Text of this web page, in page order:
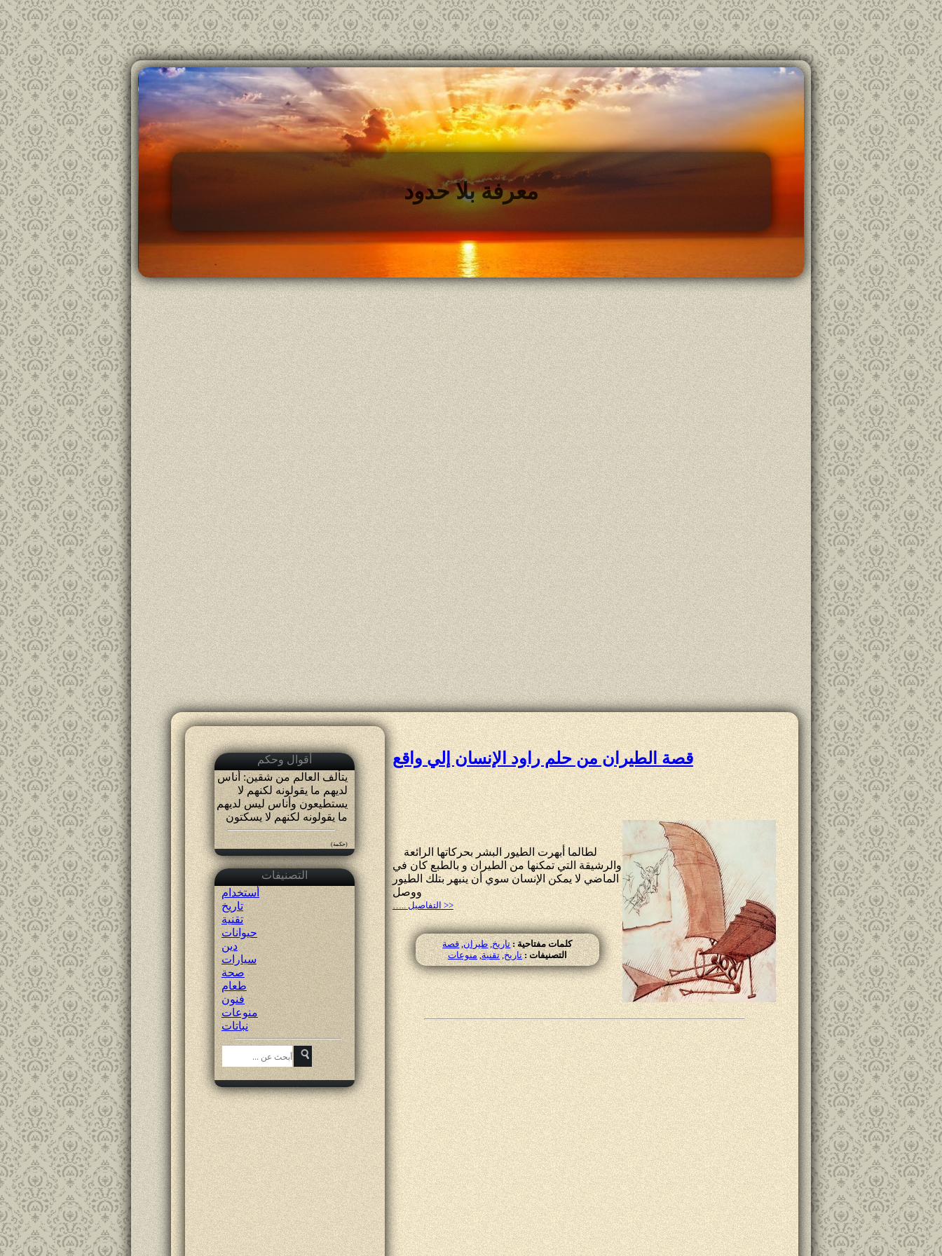
معرفة بلا حدود
أقوال وحكم
يتألف العالم من شقين: أناس
لديهم ما يقولونه لكنهم لا
يستطيعون وأناس ليس لديهم
ما يقولونه لكنهم لا يسكتون
(حكمة)
التصنيفات
أستخدام
تاريخ
تقنية
حيوانات
دين
سيارات
صحة
طعام
فنون
منوعات
نباتات
قصة الطيران من حلم راود الإنسان إلي واقع
لطالما أبهرت الطيور البشر بحركاتها الرائعة
والرشيقة التي تمكنها من الطيران و بالطبع كان في
الماضي لا يمكن الإنسان سوي أن ينبهر بتلك الطيور
ووصل
….. التفاصيل >>
كلمات مفتاحية :تاريخ,طيران,قصة
التصنيفات :تاريخ,تقنية,منوعات